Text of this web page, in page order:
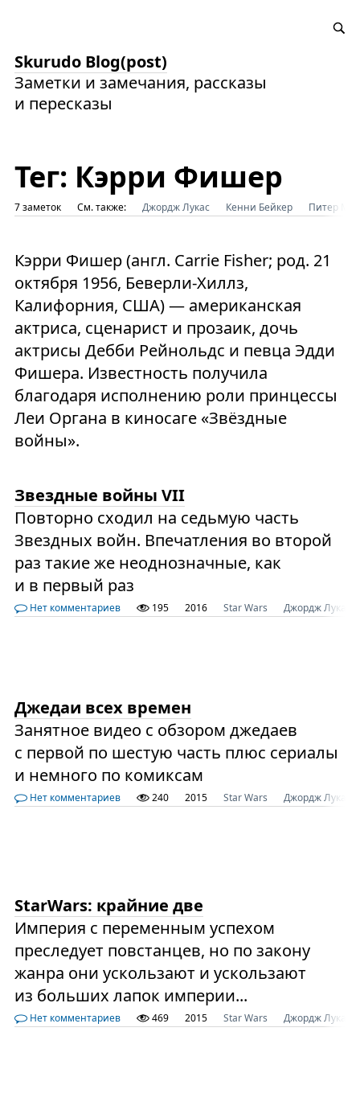
Skurudo Blog(post)
Заметки и замечания, рассказы
и пересказы
Тег: Кэрри Фишер
7 заметок См. также: Джордж Лукас Кенни Бейкер Питер
Кэрри Фишер (англ. Carrie Fisher; род. 21
октября 1956, Беверли-Хиллз,
Калифорния, США) — американская
актриса, сценарист и прозаик, дочь
актрисы Дебби Рейнольдс и певца Эдди
Фишера. Известность получила
благодаря исполнению роли принцессы
Леи Органа в киносаге «Звёздные
войны».
Звездные войны VII
Повторно сходил на седьмую часть
Звездных войн. Впечатления во второй
раз такие же неоднозначные, как
и в первый раз
Нет комментариев 195 2016 Star Wars Джордж Лукас
Джедаи всех времен
Занятное видео с обзором джедаев
с первой по шестую часть плюс сериалы
и немного по комиксам
Нет комментариев 240 2015 Star Wars Джордж Лукас
StarWars: крайние две
Империя с переменным успехом
преследует повстанцев, но по закону
жанра они ускользают и ускользают
из больших лапок империи...
Нет комментариев 469 2015 Star Wars Джордж Лукас